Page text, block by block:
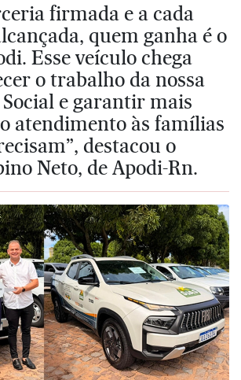
firmada e a cada
quem ganha é o
Esse veículo chega
o trabalho da nossa
e garantir mais
atendimento às famílias
destacou o
Neto, de Apodi-Rn.